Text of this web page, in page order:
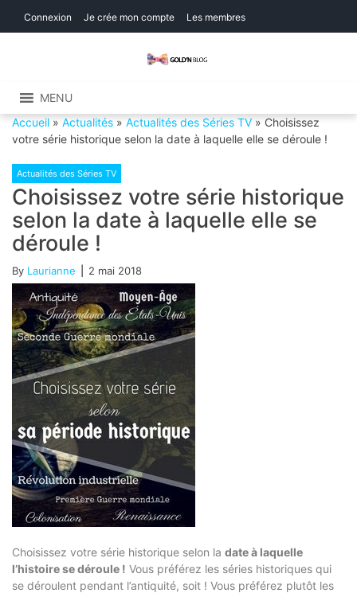
Connexion Je crée mon compte Les membres
MENU
Accueil » Actualités » Actualités des Séries TV » Choisissez
votre série historique selon la date à laquelle elle se déroule !
Actualités des Séries TV
Choisissez votre série historique
selon la date à laquelle elle se
déroule !
By Laurianne 2 mai 2018
Choisissez votre série historique selon la date à laquelle
l’histoire se déroule ! Vous préférez les séries historiques qui
se déroulent pendant l’antiquité, soit ! Vous préférez plutôt les